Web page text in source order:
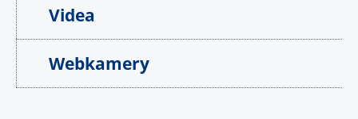
Videa
Webkamery